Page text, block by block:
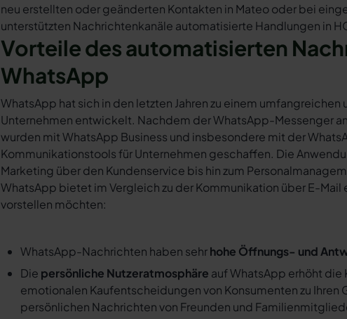
neu erstellten oder geänderten Kontakten in Mateo oder bei
unterstützten Nachrichtenkanäle automatisierte Handlungen in
Vorteile des automatisierten
WhatsApp
WhatsApp hat sich in den letzten Jahren zu einem
Unternehmen entwickelt. Nachdem der WhatsApp-Messenger
wurden mit WhatsApp Business und insbesondere mit der
Kommunikationstools für Unternehmen geschaffen. Die
Marketing über den Kundenservice bis hin zum
WhatsApp bietet im Vergleich zu der Kommunikation über E-Mail
vorstellen möchten:
WhatsApp-Nachrichten haben sehrhohe Öffnungs- und
Die persönliche Nutzeratmosphäre auf WhatsApp erhöht
emotionalen Kaufentscheidungen von Konsumenten zu
persönlichen Nachrichten von Freunden und